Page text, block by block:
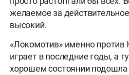
желаемое за
высокий.
«Локомотив» именно против
играет в последние годы, а
хорошем состоянии